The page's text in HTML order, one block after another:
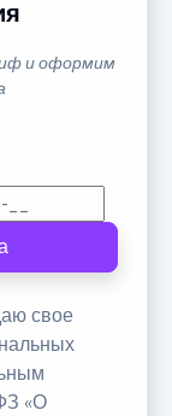
и оформим
свое
«О